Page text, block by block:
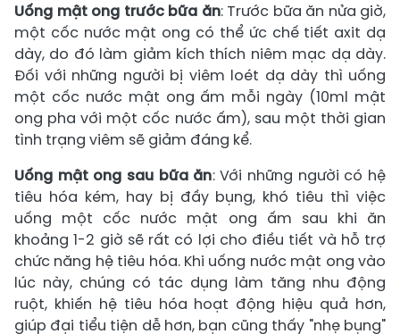
Uống mật ong trước bữa ăn: Trước bữa ăn nửa giờ,
một cốc nước mật ong có thể ức chế tiết axit dạ
dày, do đó làm giảm kích thích niêm mạc dạ dày.
Đối với những người bị viêm loét dạ dày thì uống
một cốc nước mật ong ấm mỗi ngày (10ml mật
ong pha với một cốc nước ấm), sau một thời gian
tình trạng viêm sẽ giảm đáng kể.
Uống mật ong sau bữa ăn: Với những người có hệ
tiêu hóa kém, hay bị đầy bụng, khó tiêu thì việc
uống một cốc nước mật ong ấm sau khi ăn
khoảng 1-2 giờ sẽ rất có lợi cho điều tiết và hỗ trợ
chức năng hệ tiêu hóa. Khi uống nước mật ong vào
lúc này, chúng có tác dụng làm tăng nhu động
ruột, khiến hệ tiêu hóa hoạt động hiệu quả hơn,
giúp đại tiểu tiện dễ hơn, bạn cũng thấy "nhẹ bụng"